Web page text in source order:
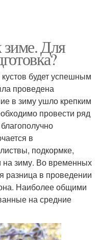
зиме. Для
будет успешным
проведена
в зиму ушло крепким
провести ряд
в
подкормке,
на зиму. Во временных
разница в проведении
Наиболее общими
на средние